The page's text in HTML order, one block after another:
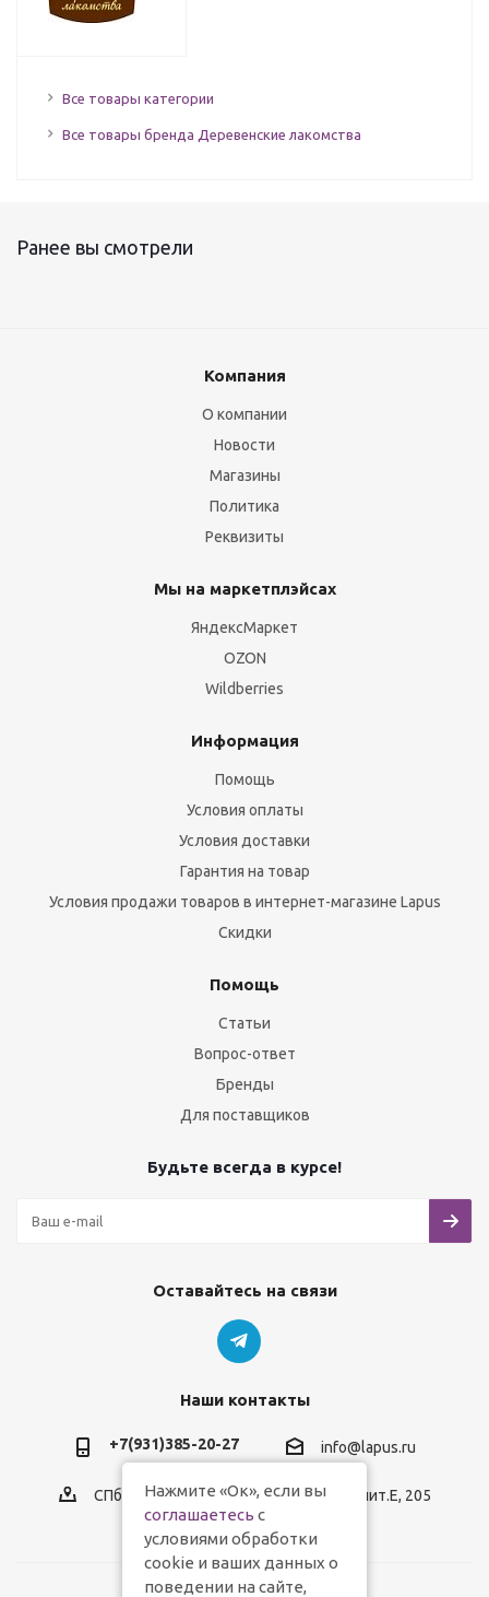
Все товары категории
Все товары бренда Деревенские лакомства
Ранее вы смотрели
Компания
О компании
Новости
Магазины
Политика
Реквизиты
Мы на маркетплэйсах
ЯндексМаркет
OZON
Wildberries
Информация
Помощь
Условия оплаты
Условия доставки
Гарантия на товар
Условия продажи товаров в интернет-магазине Lapus
Скидки
Помощь
Статьи
Вопрос-ответ
Бренды
Для поставщиков
Будьте всегда в курсе!
Оставайтесь на связи
Наши контакты
+7(931)385-20-27 info@lapus.ru
СПб, пр.Обуховской Обороны, д.116, лит.Е, 205
Нажмите «Ок», если вы
соглашаетесь с
условиями обработки
cookie и ваших данных о
поведении на сайте,